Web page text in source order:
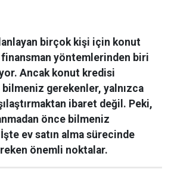
birçok kişi için konut
yöntemlerinden biri
Ancak konut kredisi
gerekenler, yalnızca
ibaret değil. Peki,
önce bilmeniz
ev satın alma sürecinde
önemli noktalar.